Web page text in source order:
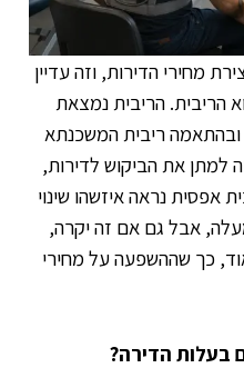
מחירי הדירות, וזה עדיין
הריבית. הריבית נמצאת
ריבית המשכנתא
למתן את הביקוש לדירות,
אפסית נראה איזשהו שינוי
ב-2022, לכיוון מעלה, אבל גם אם זה יקרה,
כך שההשפעה על מחירי
בעלות הדירה?